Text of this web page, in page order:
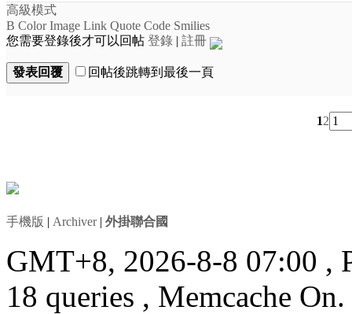
高級模式
B Color Image Link Quote Code Smilies
您需要登錄後才可以回帖 登錄 | 註冊
發表回覆 回帖後跳轉到最後一頁
12
手機版 | Archiver| 外掛聯合國
GMT+8, 2026-8-8 07:00 ,
18 queries , Memcache On.